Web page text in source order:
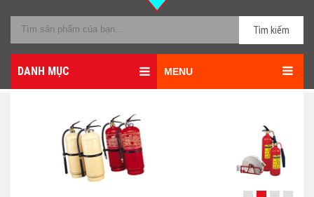
Tìm kiếm
DANH MỤC MENU